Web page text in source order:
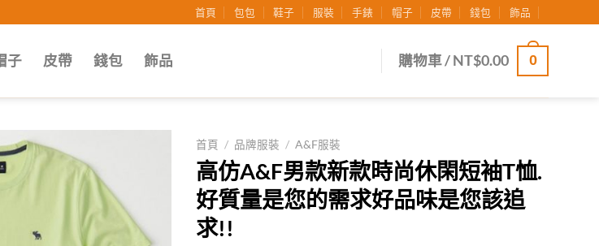
首頁 包包 鞋子 服裝 手錶 帽子 皮帶 錢包 飾品
子 皮帶 錢包 飾品 購物車 /NT$0.00 0
wishlist
首頁 / 品牌服裝 / A&F服裝
高仿A&F男款新款時尚休閑短袖T恤.
好質量是您的需求好品味是您該追
求!!